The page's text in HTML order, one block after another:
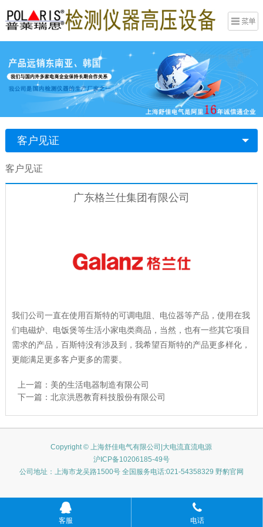
客户见证
客户见证
广东格兰仕集团有限公司
我们公司一直在使用百斯特的可调电阻、电位器等产品，使用在我
们电磁炉、电饭煲等生活小家电类商品，当然，也有一些其它项目
需求的产品，百斯特没有涉及到，我希望百斯特的产品更多样化，
更能满足更多客户更多的需要。
上一篇： 美的生活电器制造有限公司
下一篇： 北京洪恩教育科技股份有限公司
Copyright © 上海舒佳电气有限公司|大电流直流电源
沪ICP备10206185-49号
公司地址：上海市龙吴路1500号 全国服务电话:021-54358329 野豹官网
客服 电话